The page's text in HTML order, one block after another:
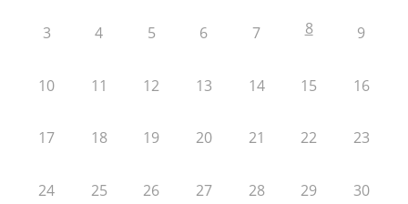
3 4 5 6 7 8 9
10 11 12 13 14 15 16
17 18 19 20 21 22 23
24 25 26 27 28 29 30